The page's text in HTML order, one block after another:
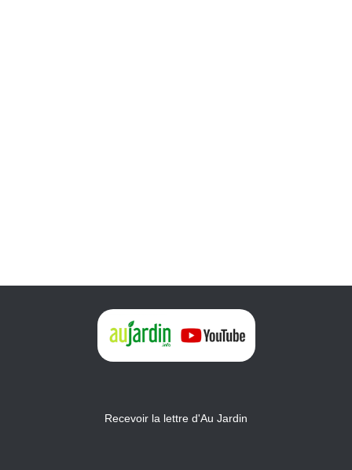
Recevoir la lettre d'Au Jardin